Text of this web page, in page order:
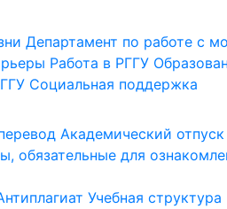
Департамент по работе с
Работа в РГГУ
Социальная поддержка
Академический отпуск
обязательные для
Учебная структура